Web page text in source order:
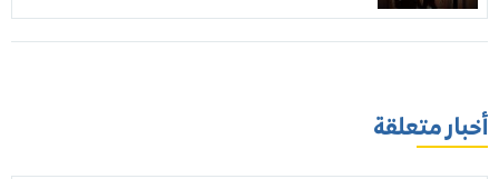
أخبار متعلقة